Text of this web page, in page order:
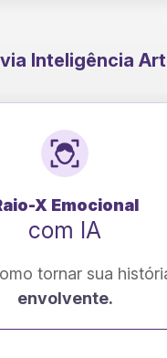
Inteligência
para EBOOK
com IA
livro de PDF para
um novo público!